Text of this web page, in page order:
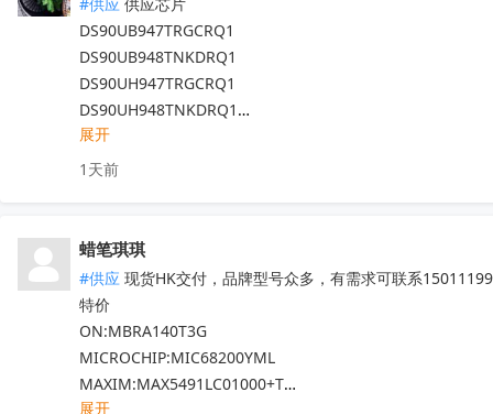
TDA7708CBTR  TDA75610S-Z
TDA7708LX52  TDA7708LX32TR
HFDA801A-VYT  TDA7388  TDA7851L
NJM2816GM1-51A-TE2  APM32F407ZGT6
N32G030C8L7  QN8035-SAEN  TDA8920CTH
MX25L6433FM2I-08G  F50L2G41XA-104YG2B
K4B4G1646E-BYK0  TEF6686  TP9950-FA
TEA6856AHN  RDA5807M  STM32F042F4P6
IRS2092STRPBF  EN25QH64A-104HIP
CS3820EO  M12L128168A-6TG2N
代理天微，贝岭，泰德，能芯，福芯，红芯微
晶源微，友达，UTC，纳芯威，芯电元等品牌
深圳原装现货当天可送，1000+型号现货欢迎咨询
DS90UB947TRGCRQ1
DS90UB948TNKDRQ1
DS90UH947TRGCRQ1
DS90UH948TNKDRQ1
DS83822IRHBR
DS250DF810ABVR
LM5101AMX
现货靓货！不容错过！
收起
展开
1天前
蜡笔琪琪
#供应 现货HK交付，品牌型号众多，有需求可联系
特价
ON:MBRA140T3G
MICROCHIP:MIC68200YML
MAXIM:MAX5491LC01000+T
展开